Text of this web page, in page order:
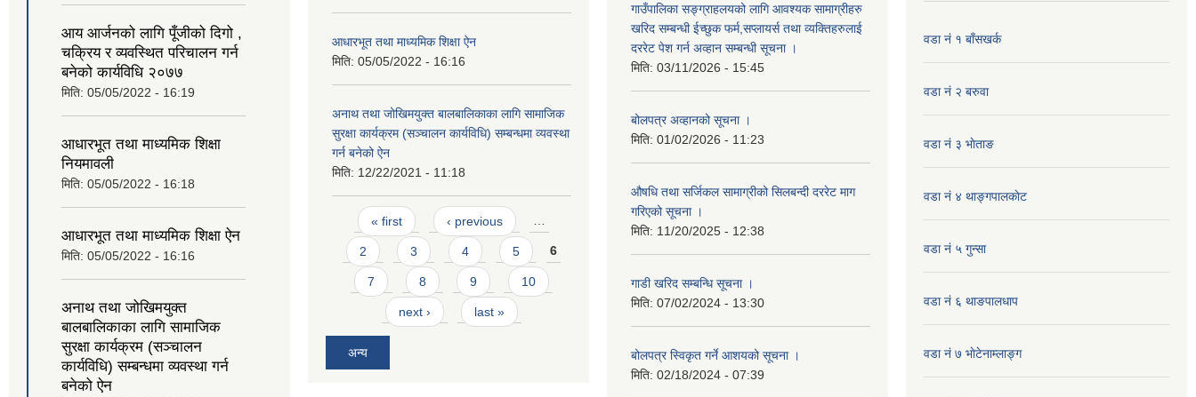
आय आर्जनको लागि पूँजीको दिगो ,
चक्रिय र व्यवस्थित परिचालन गर्न
बनेको कार्यविधि २०७७
मिति: 05/05/2022 - 16:19
आधारभूत तथा माध्यमिक शिक्षा
नियमावली
मिति: 05/05/2022 - 16:18
आधारभूत तथा माध्यमिक शिक्षा ऐन
मिति: 05/05/2022 - 16:16
अनाथ तथा जोखिमयुक्त
बालबालिकाका लागि सामाजिक
सुरक्षा कार्यक्रम (सञ्चालन
कार्यविधि) सम्बन्धमा व्यवस्था गर्न
बनेको ऐन
आधारभूत तथा माध्यमिक शिक्षा ऐन
मिति: 05/05/2022 - 16:16
अनाथ तथा जोखिमयुक्त बालबालिकाका लागि सामाजिक
सुरक्षा कार्यक्रम (सञ्चालन कार्यविधि) सम्बन्धमा व्यवस्था
गर्न बनेको ऐन
मिति: 12/22/2021 - 11:18
Pages
« first ‹ previous …
2 3 4 5 6
7 8 9 10
next › last »
अन्य
गाउँपालिका सङ्ग्राहलयको लागि आवश्यक सामाग्रीहरु
खरिद सम्बन्धी ईच्छुक फर्म,सप्लायर्स तथा व्यक्तिहरुलाई
दररेट पेश गर्न अव्हान सम्बन्धी सूचना ।
मिति: 03/11/2026 - 15:45
बोलपत्र अव्हानको सूचना ।
मिति: 01/02/2026 - 11:23
औषधि तथा सर्जिकल सामाग्रीको सिलबन्दी दररेट माग
गरिएको सूचना ।
मिति: 11/20/2025 - 12:38
गाडी खरिद सम्बन्धि सूचना ।
मिति: 07/02/2024 - 13:30
बोलपत्र स्विकृत गर्ने आशयको सूचना ।
मिति: 02/18/2024 - 07:39
वडा नं १ बाँसखर्क
वडा नं २ बरुवा
वडा नं ३ भाेताङ
वडा नं ४ थाङ्गपालकाेट
वडा नं ५ गुन्सा
वडा नं ६ थाङपालधाप
वडा नं ७ भाेटेनाम्लाङ्ग